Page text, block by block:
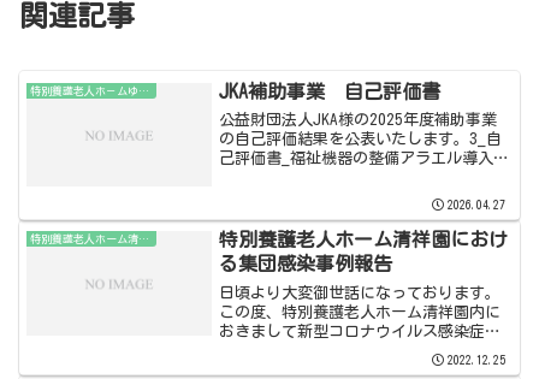
関連記事
特別養護老人ホ－ムゆうあいの郷 JKA補助事業 自己評価書
公益財団法人JKA様の2025年度補助事業
の自己評価結果を公表いたします。3_自
己評価書_福祉機器の整備アラエル導入に
2026.04.27
特別養護老人ホーム清祥園
特別養護老人ホーム清祥園におけ
る集団感染事例報告
日頃より大変御世話になっております。
この度、特別養護老人ホーム清祥園内に
おきまして新型コロナウイルス感染症に
おける陽性者が１２月２１日に確認され
た以降感染拡大がなされており、所轄保
2022.12.25